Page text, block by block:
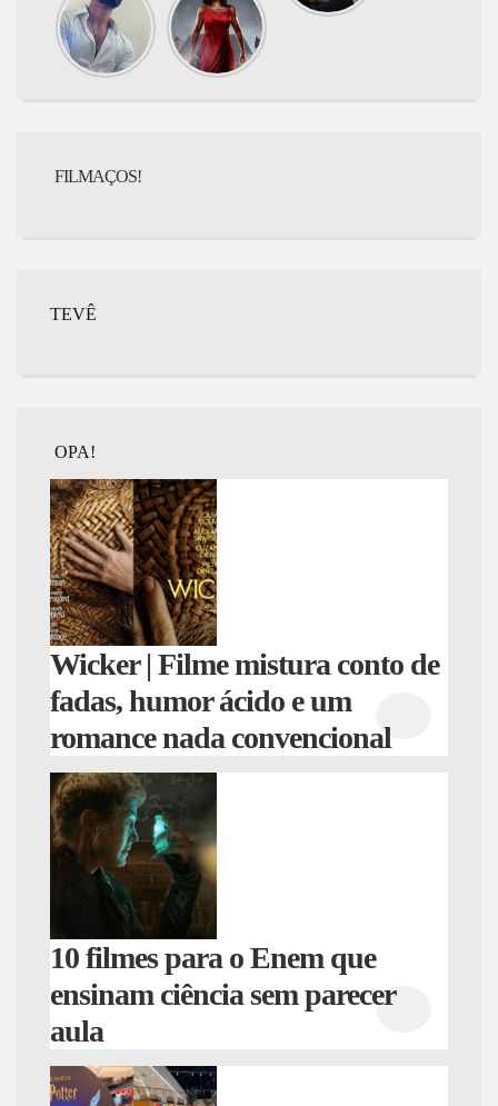
assistir
hoje?
DEVA
assistir
hoje? G20
FILMAÇOS!
TEVÊ
OPA!
Wicker | Filme mistura conto de
fadas, humor ácido e um
romance nada convencional
10 filmes para o Enem que
ensinam ciência sem parecer
aula